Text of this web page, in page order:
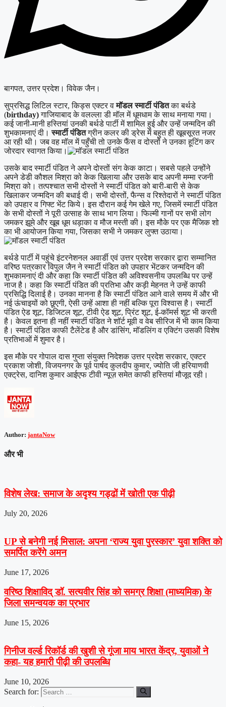
बागपत, उत्तर प्रदेश। विवेक जैन।
सुप्रसिद्ध लिटिल स्टार, किड्स एक्टर वमॉडल स्मार्टी पंडितका बर्थडे
(birthday)गाजियाबाद के वलल्ला डी मॉल में धूमधाम के साथ मनाया गया।
कई जानी-मानी हस्तियां उनकी बर्थडे पार्टी में शामिल हुई और उन्हें जन्मदिन की
शुभकामनाएं दी।स्मार्टी पंडितग्रीन कलर की ड्रेस में बहुत ही खूबसूरत नजर
आ रही थी। जब वह मॉल में पहुँची तो उनके फैंस व दोस्तों ने उनका हूटिंग कर
जोरदार स्वागत किया।
उसके बाद स्मार्टी पंडित ने अपने दोस्तों संग केक काटा। सबसे पहले उन्होंने
अपने डेडी कौशल मिश्रा को केक खिलाया और उसके बाद अपनी मम्मा रजनी
मिश्रा को। तत्पश्चात सभी दोस्तों ने स्मार्टी पंडित को बारी-बारी से केक
खिलाकर जन्मदिन की बधाई दी। सभी दोस्तों, फैन्स व रिश्तेदारों ने स्मार्टी पंडित
को उपहार व गिफ्ट भेंट किये। इस दौरान कई गेम खेले गए, जिसमें स्मार्टी पंडित
के सभी दोस्तों ने पूरी उत्साह के साथ भाग लिया। फिल्मी गानों पर सभी लोग
जमकर झूमे और खूब धूम धड़ाका व मौज मस्ती की। इस मौके पर एक मैजिक शो
का भी आयोजन किया गया, जिसका सभी ने जमकर लुफ्त उठाया।
बर्थडे पार्टी में पहुंचे इंटरनेशनल अवार्डी एवं उत्तर प्रदेश सरकार द्वारा सम्मानित
वरिष्ठ पत्रकार विपुल जैन ने स्मार्टी पंडित को उपहार भेंटकर जन्मदिन की
शुभकामनाएं दी और कहा कि स्मार्टी पंडित की अविश्वसनीय उपलब्धि पर उन्हें
नाज है। कहा कि स्मार्टी पंडित की प्रतिभा और कड़ी मेहनत ने उन्हें काफी
प्रसिद्धि दिलाई है। उनका मानना है कि स्मार्टी पंडित आने वाले समय में और भी
नई ऊंचाइयों को छूएगी, ऐसी उन्हें आशा ही नहीं बल्कि पूरा विश्वास है। स्मार्टी
पंडित ऐड शूट, डिजिटल शूट, टीवी ऐड शूट, प्रिंट शूट, ई-कॉमर्स शूट भी करती
है। केवल इतना ही नहीं स्मार्टी पंडित ने शॉर्ट मूवी व वेब सीरिज में भी काम किया
है। स्मार्टी पंडित काफी टैलेंटेड है और डांसिंग, मॉडलिंग व एक्टिंग उसकी विशेष
प्रतिभाओं में शुमार है।
इस मौके पर गोपाल दास गुप्ता संयुक्त निदेशक उत्तर प्रदेश सरकार, एक्टर
प्रकाश जोशी, विजयनगर के पूर्व पार्षद कुलदीप कुमार, ज्योति जी हरियाणवी
एक्ट्रेस, दानिश कुमार आईएफ टीवी न्यूज़ समेत काफी हस्तियां मौजूद रही।
Author: jantaNow
और भी
विशेष लेख: समाज के अदृश्य गड्ढों में खोती एक पीढ़ी
July 20, 2026
UP से बनेगी नई मिसाल: अपना ‘राज्य युवा पुरस्कार’ युवा शक्ति को
समर्पित करेंगे अमन
June 17, 2026
वरिष्ठ शिक्षाविद् डॉ. सत्यवीर सिंह को समग्र शिक्षा (माध्यमिक) के
जिला समन्वयक का प्रभार
June 15, 2026
गिनीज वर्ल्ड रिकॉर्ड की खुशी से गूंजा माय भारत केंद्र, युवाओं ने
कहा- यह हमारी पीढ़ी की उपलब्धि
June 10, 2026
Search for: